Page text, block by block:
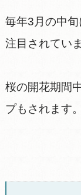
毎年3月の中旬
注目されていま
桜の開花期間
プもされます。